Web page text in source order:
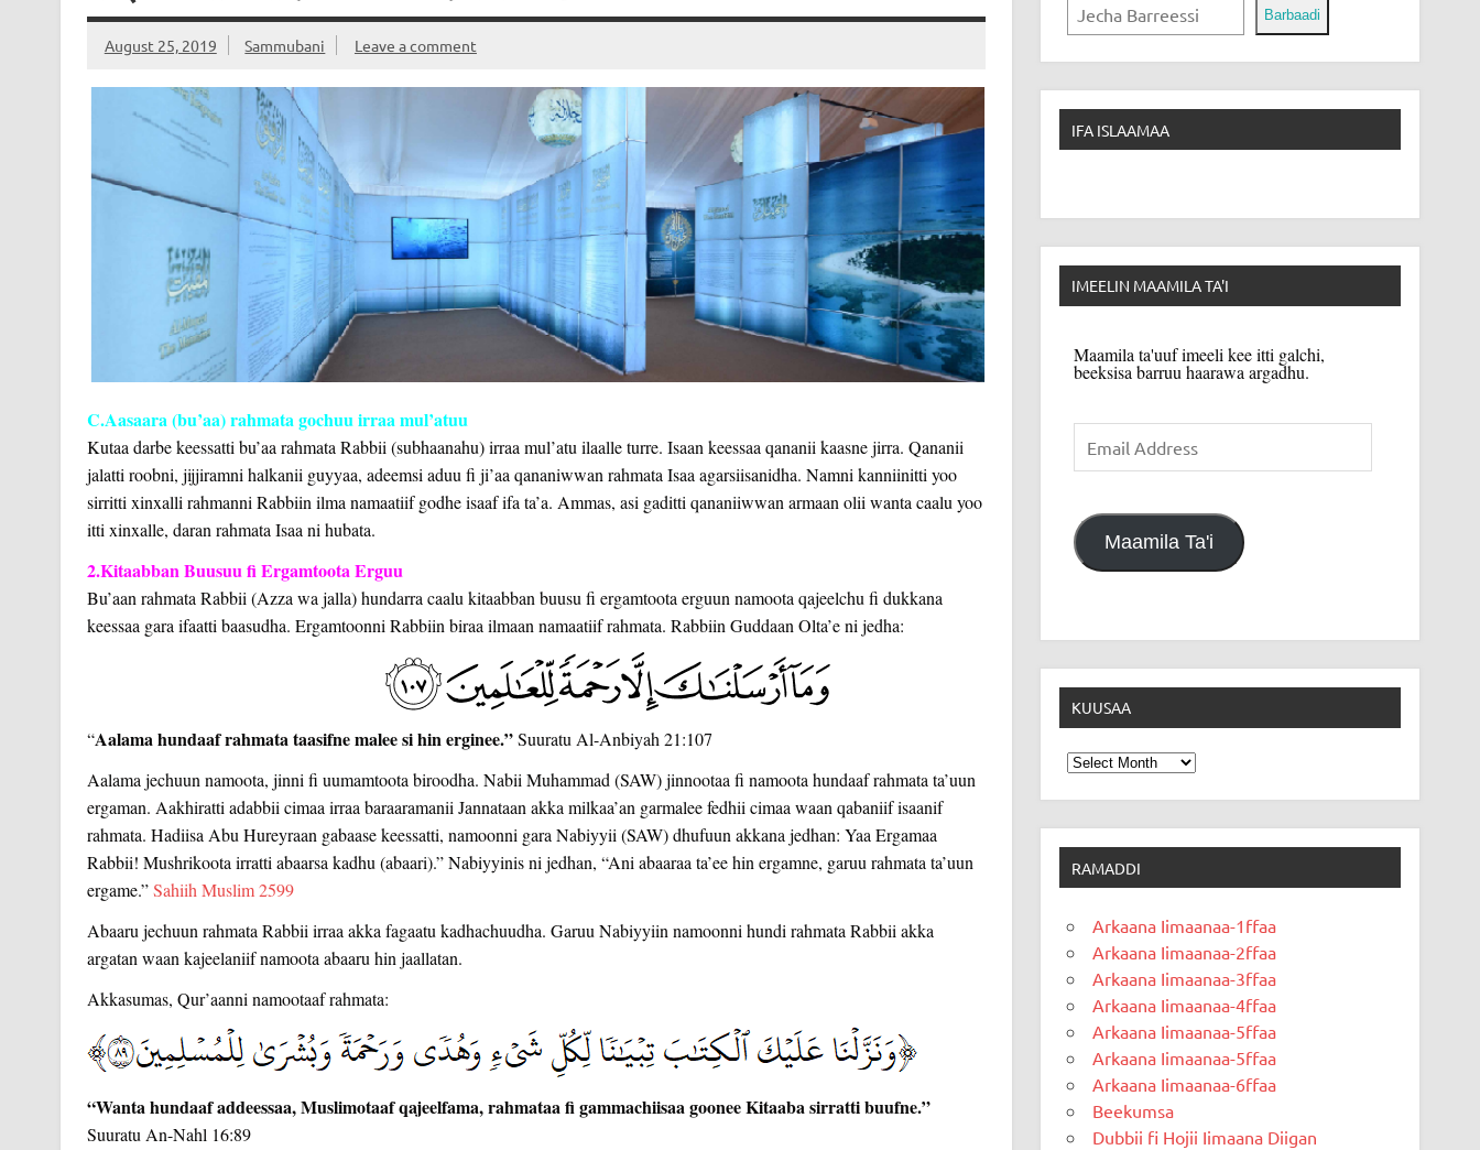
August 25, 2019 Sammubani Leave a comment
C.Aasaara (bu’aa) rahmata gochuu irraa mul’atuu
Kutaa darbe keessatti bu’aa rahmata Rabbii (subhaanahu) irraa mul’atu ilaalle turre. Isaan keessaa qananii kaasne jirra. Qananii
jalatti roobni, jijjiramni halkanii guyyaa, adeemsi aduu fi ji’aa qananiwwan rahmata Isaa agarsiisanidha. Namni kanniinitti yoo
sirritti xinxalli rahmanni Rabbiin ilma namaatiif godhe isaaf ifa ta’a. Ammas, asi gaditti qananiiwwan armaan olii wanta caalu yoo
itti xinxalle, daran rahmata Isaa ni hubata.
2.Kitaabban Buusuu fi Ergamtoota Erguu
Bu’aan rahmata Rabbii (Azza wa jalla) hundarra caalu kitaabban buusu fi ergamtoota erguun namoota qajeelchu fi dukkana
keessaa gara ifaatti baasudha. Ergamtoonni Rabbiin biraa ilmaan namaatiif rahmata. Rabbiin Guddaan Olta’e ni jedha:
“Aalama hundaaf rahmata taasifne malee si hin erginee.”Suuratu Al-Anbiyah 21:107
Aalama jechuun namoota, jinni fi uumamtoota biroodha. Nabii Muhammad (SAW) jinnootaa fi namoota hundaaf rahmata ta’uun
ergaman. Aakhiratti adabbii cimaa irraa baraaramanii Jannataan akka milkaa’an garmalee fedhii cimaa waan qabaniif isaanif
rahmata. Hadiisa Abu Hureyraan gabaase keessatti, namoonni gara Nabiyyii (SAW) dhufuun akkana jedhan: Yaa Ergamaa
Rabbii! Mushrikoota irratti abaarsa kadhu (abaari).” Nabiyyinis ni jedhan, “Ani abaaraa ta’ee hin ergamne, garuu rahmata ta’uun
ergame.”Sahiih Muslim 2599
Abaaru jechuun rahmata Rabbii irraa akka fagaatu kadhachuudha. Garuu Nabiyyiin namoonni hundi rahmata Rabbii akka
argatan waan kajeelaniif namoota abaaru hin jaallatan.
Akkasumas, Qur’aanni namootaaf rahmata:
“Wanta hundaaf addeessaa, Muslimotaaf qajeelfama, rahmataa fi gammachiisaa goonee Kitaaba sirratti buufne.”
Suuratu An-Nahl 16:89
Barbaadi
IFA ISLAAMAA
IMEELIN MAAMILA TA'I
Maamila ta'uuf imeeli kee itti galchi,
beeksisa barruu haarawa argadhu.
Email
Address
Maamila Ta'i
KUUSAA
Kuusaa
RAMADDI
Arkaana Iimaanaa-1ffaa
Arkaana Iimaanaa-2ffaa
Arkaana Iimaanaa-3ffaa
Arkaana Iimaanaa-4ffaa
Arkaana Iimaanaa-5ffaa
Arkaana Iimaanaa-5ffaa
Arkaana Iimaanaa-6ffaa
Beekumsa
Dubbii fi Hojii Iimaana Diigan